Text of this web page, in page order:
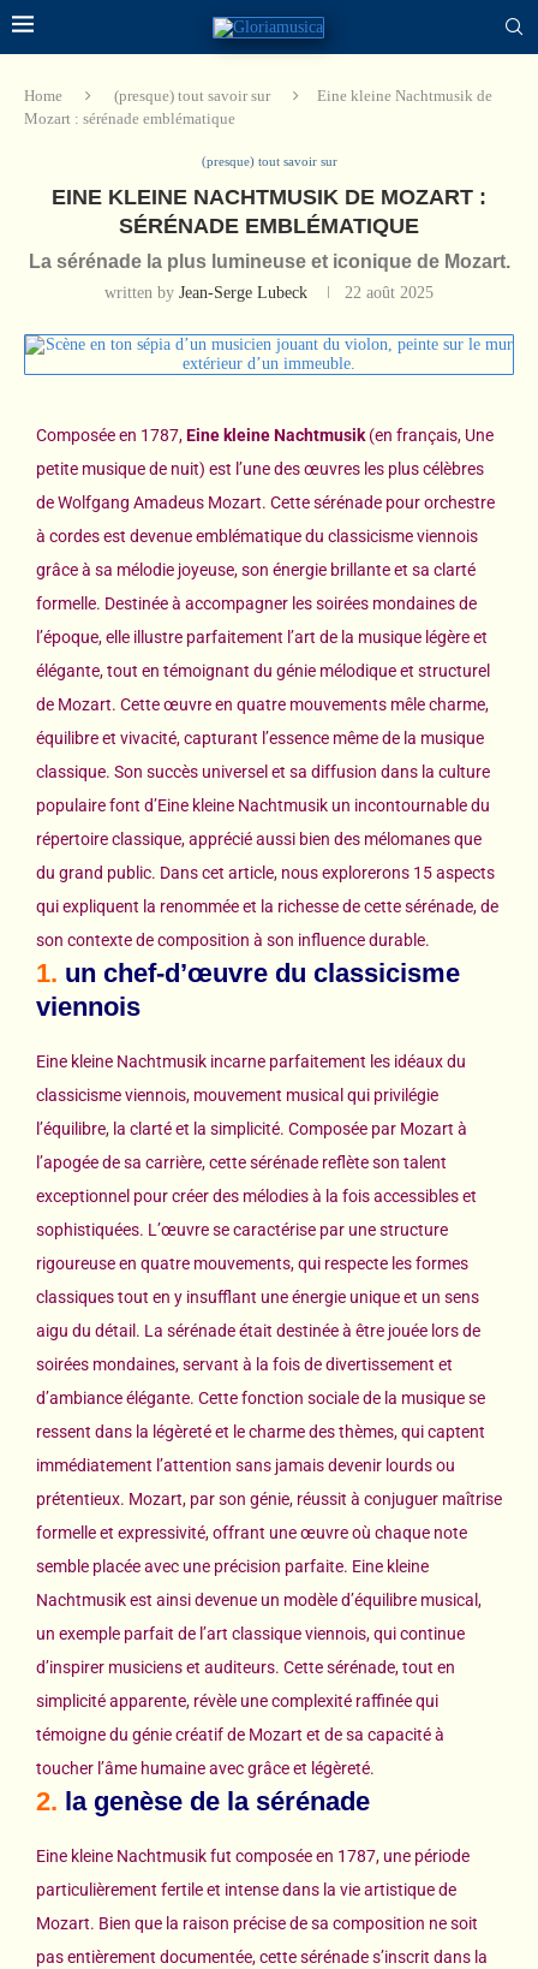
Home (presque) tout savoir sur
Eine kleine Nachtmusik de
Mozart : sérénade emblématique
(presque) tout savoir sur
EINE KLEINE NACHTMUSIK DE MOZART :
SÉRÉNADE EMBLÉMATIQUE
La sérénade la plus lumineuse et iconique de Mozart.
written by Jean-Serge Lubeck 22 août 2025
Composée en 1787,Eine kleine Nachtmusik (en français, Une
petite musique de nuit) est l’une des œuvres les plus célèbres
de Wolfgang Amadeus Mozart. Cette sérénade pour orchestre
à cordes est devenue emblématique du classicisme viennois
grâce à sa mélodie joyeuse, son énergie brillante et sa clarté
formelle. Destinée à accompagner les soirées mondaines de
l’époque, elle illustre parfaitement l’art de la musique légère et
élégante, tout en témoignant du génie mélodique et structurel
de Mozart. Cette œuvre en quatre mouvements mêle charme,
équilibre et vivacité, capturant l’essence même de la musique
classique. Son succès universel et sa diffusion dans la culture
populaire font d’Eine kleine Nachtmusik un incontournable du
répertoire classique, apprécié aussi bien des mélomanes que
du grand public. Dans cet article, nous explorerons 15 aspects
qui expliquent la renommée et la richesse de cette sérénade, de
son contexte de composition à son influence durable.
1. un chef-d’œuvre du classicisme
viennois
Eine kleine Nachtmusik incarne parfaitement les idéaux du
classicisme viennois, mouvement musical qui privilégie
l’équilibre, la clarté et la simplicité. Composée par Mozart à
l’apogée de sa carrière, cette sérénade reflète son talent
exceptionnel pour créer des mélodies à la fois accessibles et
sophistiquées. L’œuvre se caractérise par une structure
rigoureuse en quatre mouvements, qui respecte les formes
classiques tout en y insufflant une énergie unique et un sens
aigu du détail. La sérénade était destinée à être jouée lors de
soirées mondaines, servant à la fois de divertissement et
d’ambiance élégante. Cette fonction sociale de la musique se
ressent dans la légèreté et le charme des thèmes, qui captent
immédiatement l’attention sans jamais devenir lourds ou
prétentieux. Mozart, par son génie, réussit à conjuguer maîtrise
formelle et expressivité, offrant une œuvre où chaque note
semble placée avec une précision parfaite. Eine kleine
Nachtmusik est ainsi devenue un modèle d’équilibre musical,
un exemple parfait de l’art classique viennois, qui continue
d’inspirer musiciens et auditeurs. Cette sérénade, tout en
simplicité apparente, révèle une complexité raffinée qui
témoigne du génie créatif de Mozart et de sa capacité à
toucher l’âme humaine avec grâce et légèreté.
2. la genèse de la sérénade
Eine kleine Nachtmusik fut composée en 1787, une période
particulièrement fertile et intense dans la vie artistique de
Mozart. Bien que la raison précise de sa composition ne soit
pas entièrement documentée, cette sérénade s’inscrit dans la